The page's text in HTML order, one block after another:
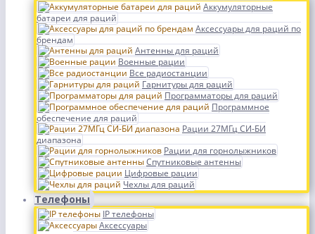
Аккумуляторные
батареи для раций
Аксессуары для раций по
брендам
Антенны для раций
Военные рации
Все радиостанции
Гарнитуры для раций
Программаторы для раций
Программное
обеспечение для раций
Рации 27МГц СИ-БИ
диапазона
Рации для горнолыжников
Спутниковые антенны
Цифровые рации
Чехлы для раций
Телефоны
IP телефоны
Аксессуары